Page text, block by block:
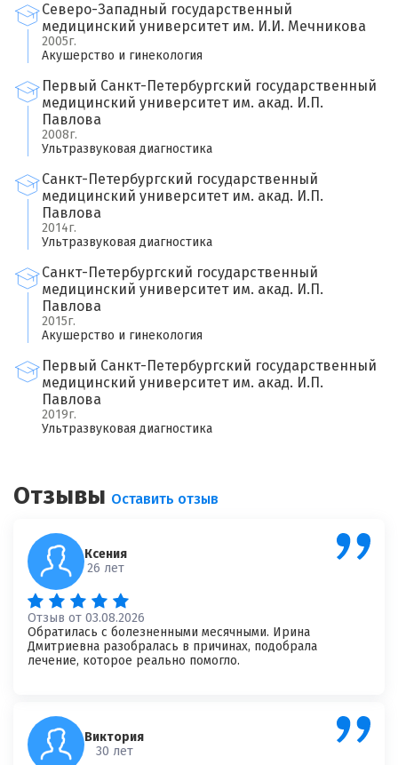
Северо-Западный государственный
медицинский университет им. И.И. Мечникова
2005г.
Акушерство и гинекология
Первый Санкт-Петербургский государственный
медицинский университет им. акад. И.П.
Павлова
2008г.
Ультразвуковая диагностика
Санкт-Петербургский государственный
медицинский университет им. акад. И.П.
Павлова
2014г.
Ультразвуковая диагностика
Санкт-Петербургский государственный
медицинский университет им. акад. И.П.
Павлова
2015г.
Акушерство и гинекология
Первый Санкт-Петербургский государственный
медицинский университет им. акад. И.П.
Павлова
2019г.
Ультразвуковая диагностика
Отзывы Оставить отзыв
Ксения
26 лет
Отзыв от 03.08.2026
Обратилась с болезненными месячными. Ирина
Дмитриевна разобралась в причинах, подобрала
лечение, которое реально помогло.
Виктория
30 лет